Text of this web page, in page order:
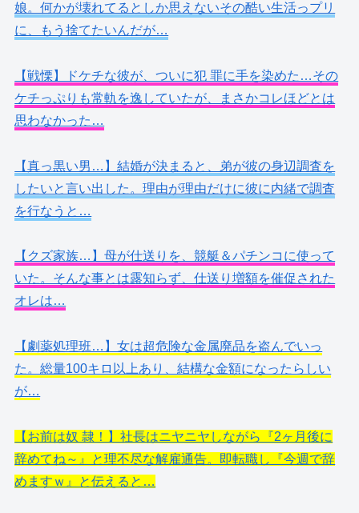
娘。何かが壊れてるとしか思えないその酷い生活っプリ
に、もう捨てたいんだが…
【戦慄】ドケチな彼が、ついに犯 罪に手を染めた…その
ケチっぷりも常軌を逸していたが、まさかコレほどとは
思わなかった…
【真っ黒い男…】結婚が決まると、弟が彼の身辺調査を
したいと言い出した。理由が理由だけに彼に内緒で調査
を行なうと…
【クズ家族…】母が仕送りを、競艇＆パチンコに使って
いた。そんな事とは露知らず、仕送り増額を催促された
オレは…
【劇薬処理班…】女は超危険な金属廃品を盗んでいっ
た。総量100キロ以上あり、結構な金額になったらしい
が…
【お前は奴 隷！】社長はニヤニヤしながら『2ヶ月後に
辞めてね～』と理不尽な解雇通告。即転職し『今週で辞
めますｗ』と伝えると…